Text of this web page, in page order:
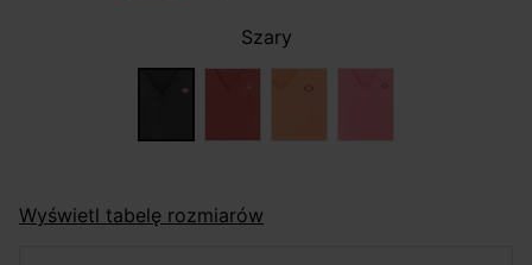
Szary
Wyświetl tabelę rozmiarów